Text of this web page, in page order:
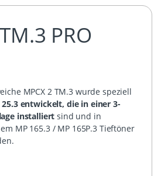
PRO
MPCX 2 TM.3 wurde speziell
entwickelt, die in einer 3-
installiert sind und in
MP 165.3 / MP 165P.3 Tieftöner